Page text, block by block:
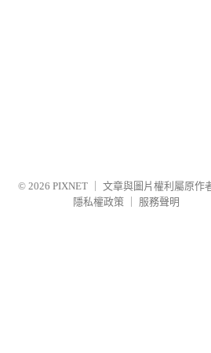
© 2026 PIXNET
文章與圖片權利屬原作
隱私權政策
服務聲明